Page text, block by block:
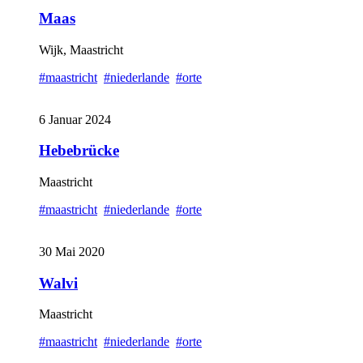
Maas
Wijk, Maastricht
#maastricht #niederlande #orte
6 Januar 2024
Hebebrücke
Maastricht
#maastricht #niederlande #orte
30 Mai 2020
Walvi
Maastricht
#maastricht #niederlande #orte